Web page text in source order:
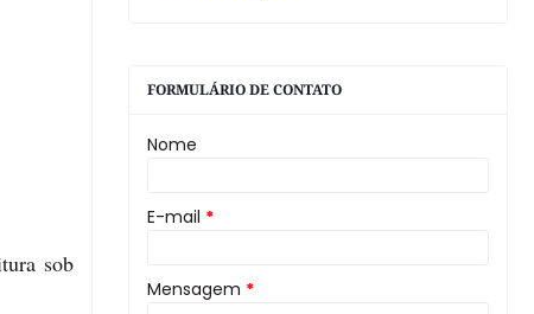
sob
FORMULÁRIO DE CONTATO
Nome
E-mail *
Mensagem *